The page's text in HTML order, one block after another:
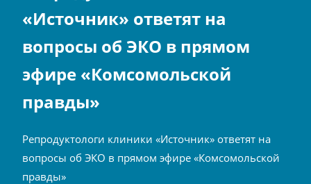
«Источник» ответят на
вопросы об ЭКО в прямом
эфире «Комсомольской
правды»
Репродуктологи клиники «Источник» ответят на
вопросы об ЭКО в прямом эфире «Комсомольской
правды»